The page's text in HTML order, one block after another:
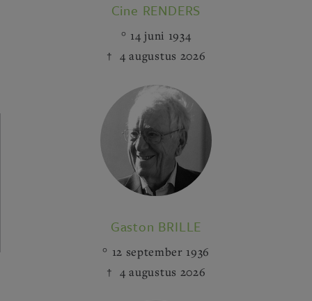
Cine RENDERS
14 juni 1934
4 augustus 2026
Gaston BRILLE
12 september 1936
4 augustus 2026